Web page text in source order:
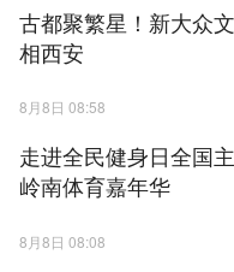
古都聚繁星！新大众
相西安
8月8日 08:58
走进全民健身日全国
岭南体育嘉年华
8月8日 08:08